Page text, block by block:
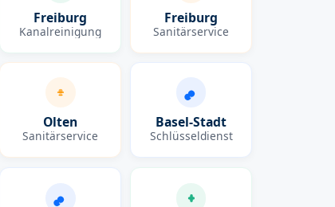
Freiburg
Kanalreinigung
Freiburg
Sanitärservice
Olten
Sanitärservice
Basel-Stadt
Schlüsseldienst